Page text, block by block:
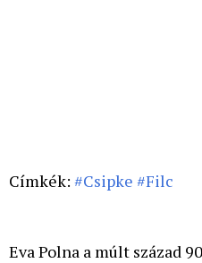
Címkék: #Csipke #Filc
Eva Polna a múlt század